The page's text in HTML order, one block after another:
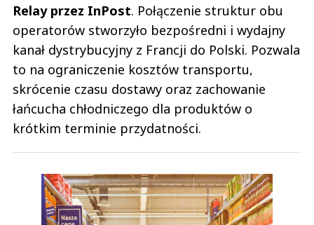
Relay przez InPost. Połączenie struktur obu
operatorów stworzyło bezpośredni i wydajny
kanał dystrybucyjny z Francji do Polski. Pozwala
to na ograniczenie kosztów transportu,
skrócenie czasu dostawy oraz zachowanie
łańcucha chłodniczego dla produktów o
krótkim terminie przydatności.